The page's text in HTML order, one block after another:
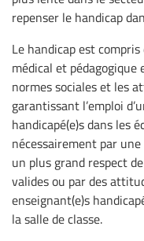
repenser le handicap
Le handicap est
médical et
normes sociales et les
garantissant l’emploi
handicapé(e)s dans les
nécessairement par
un plus grand respect
valides ou par des
enseignant(e)s
la salle de classe.